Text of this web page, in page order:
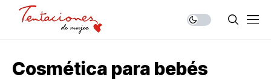
Cosmética para bebés